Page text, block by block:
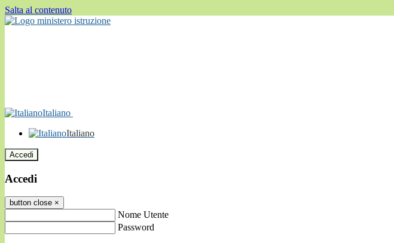
Salta al contenuto
Italiano
Italiano
Accedi
Accedi
button close ×
Nome Utente
Password